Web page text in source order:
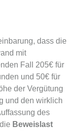
dass die
mit
Fall 205€ für
und 50€ für
der Vergütung
und den wirklich
des
die Beweislast